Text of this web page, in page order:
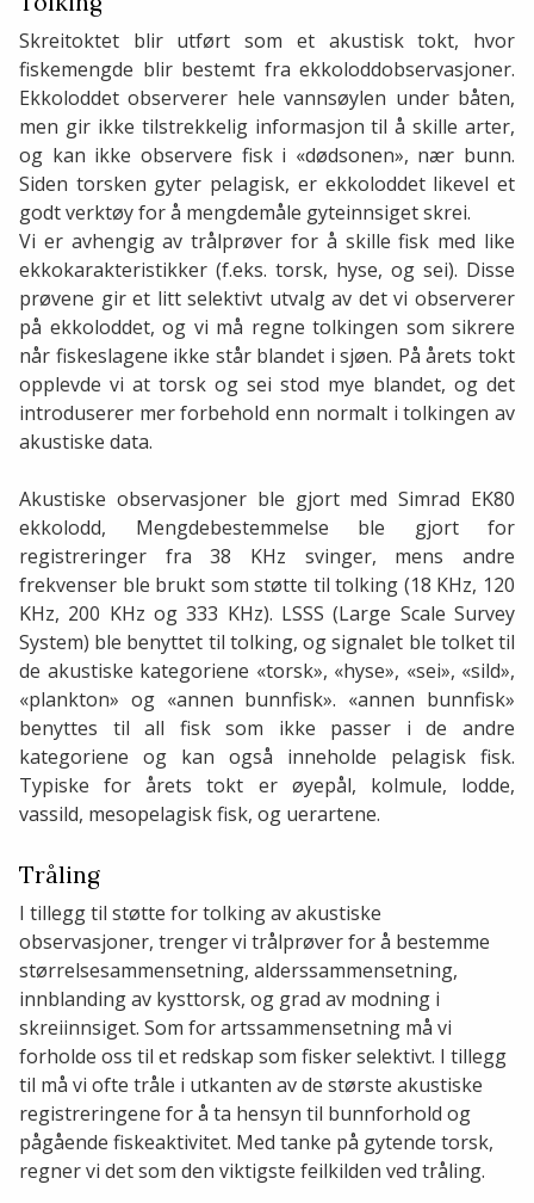
Skreitoktet blir utført som et akustisk tokt, hvor
fiskemengde blir bestemt fra ekkoloddobservasjoner.
Ekkoloddet observerer hele vannsøylen under båten,
men gir ikke tilstrekkelig informasjon til å skille arter,
og kan ikke observere fisk i «dødsonen», nær bunn.
Siden torsken gyter pelagisk, er ekkoloddet likevel et
godt verktøy for å mengdemåle gyteinnsiget skrei.
Vi er avhengig av trålprøver for å skille fisk med like
ekkokarakteristikker (f.eks. torsk, hyse, og sei). Disse
prøvene gir et litt selektivt utvalg av det vi observerer
på ekkoloddet, og vi må regne tolkingen som sikrere
når fiskeslagene ikke står blandet i sjøen. På årets tokt
opplevde vi at torsk og sei stod mye blandet, og det
introduserer mer forbehold enn normalt i tolkingen av
akustiske data.
Akustiske observasjoner ble gjort med Simrad EK80
ekkolodd, Mengdebestemmelse ble gjort for
registreringer fra 38 KHz svinger, mens andre
frekvenser ble brukt som støtte til tolking (18 KHz, 120
KHz, 200 KHz og 333 KHz). LSSS (Large Scale Survey
System) ble benyttet til tolking, og signalet ble tolket til
de akustiske kategoriene «torsk», «hyse», «sei», «sild»,
«plankton» og «annen bunnfisk». «annen bunnfisk»
benyttes til all fisk som ikke passer i de andre
kategoriene og kan også inneholde pelagisk fisk.
Typiske for årets tokt er øyepål, kolmule, lodde,
vassild, mesopelagisk fisk, og uerartene.
Tråling
I tillegg til støtte for tolking av akustiske
observasjoner, trenger vi trålprøver for å bestemme
størrelsesammensetning, alderssammensetning,
innblanding av kysttorsk, og grad av modning i
skreiinnsiget. Som for artssammensetning må vi
forholde oss til et redskap som fisker selektivt. I tillegg
til må vi ofte tråle i utkanten av de største akustiske
registreringene for å ta hensyn til bunnforhold og
pågående fiskeaktivitet. Med tanke på gytende torsk,
regner vi det som den viktigste feilkilden ved tråling.